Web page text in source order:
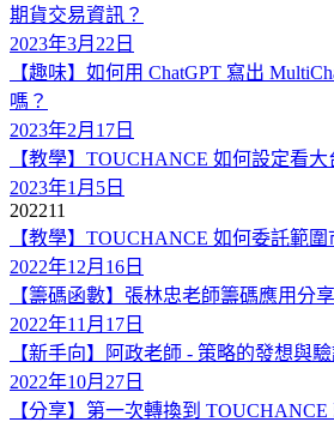
期貨交易資訊？
2023年3月22日
【趣味】如何用 ChatGPT 寫出
嗎？
2023年2月17日
【教學】TOUCHANCE 如何設定看大
2023年1月5日
202211
【教學】TOUCHANCE 如何委託範圍
2022年12月16日
【籌碼函數】張林忠老師籌碼應用分享
2022年11月17日
【新手向】阿政老師 - 策略的發想與
2022年10月27日
【分享】第一次轉換到 TOUCHANCE